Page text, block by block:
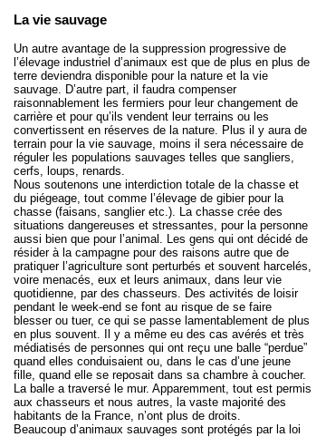
La vie sauvage
Un autre avantage de la suppression progressive de
l’élevage industriel d’animaux est que de plus en plus de
terre deviendra disponible pour la nature et la vie
sauvage. D’autre part, il faudra compenser
raisonnablement les fermiers pour leur changement de
carrière et pour qu’ils vendent leur terrains ou les
convertissent en réserves de la nature. Plus il y aura de
terrain pour la vie sauvage, moins il sera nécessaire de
réguler les populations sauvages telles que sangliers,
cerfs, loups, renards.
Nous soutenons une interdiction totale de la chasse et
du piégeage tout comme l’élevage de gibier pour la
chasse (faisans, sanglier etc.). La chasse crée des
situations dangereuses et stressantes, pour la personne
aussi bien que pour l’animal. Les gens qui ont décidé de
résider à la campagne pour des raisons autre que de
pratiquer l’agriculture sont perturbés et souvent harcelés,
voire menacés, eux et leurs animaux, dans leur vie
quotidienne, par des chasseurs. Des activités de loisir
pendant le week-end se font au risque de se faire
blesser ou tuer, ce qui se passe lamentablement de plus
en plus souvent. Il y a même eu des cas avérés et très
médiatisés de personnes qui ont reçu une balle “perdue”
quand elles conduisaient ou, dans le cas d’une jeune
fille, quand elle se reposait dans sa chambre à coucher.
La balle a traversé le mur. Apparemment, tout est permis
aux chasseurs et nous autres, la vaste majorité des
habitants de la France, n’ont plus de droits.
Beaucoup d’animaux sauvages sont protégés par la loi